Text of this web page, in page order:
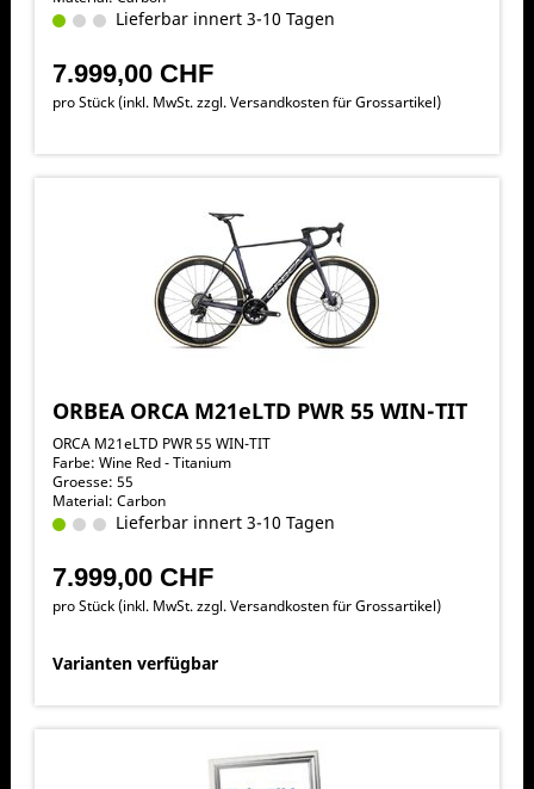
Lieferbar innert 3-10 Tagen
7.999,00 CHF
pro Stück (inkl. MwSt. zzgl.Versandkosten für Grossartikel)
ORBEA ORCA M21eLTD PWR 55 WIN-TIT
ORCA M21eLTD PWR 55 WIN-TIT
Farbe: Wine Red - Titanium
Groesse: 55
Material: Carbon
Lieferbar innert 3-10 Tagen
7.999,00 CHF
pro Stück (inkl. MwSt. zzgl.Versandkosten für Grossartikel)
Varianten verfügbar